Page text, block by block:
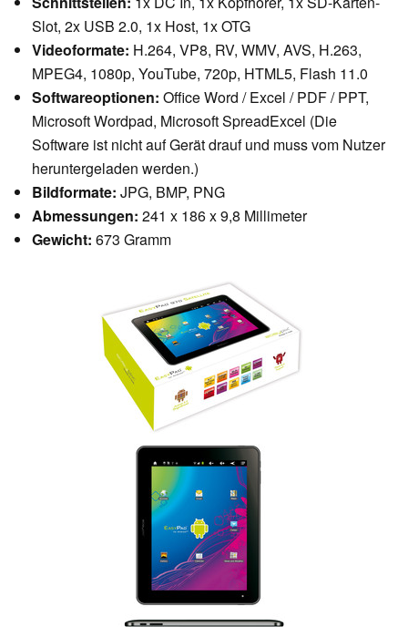
Slot, 2x USB 2.0, 1x Host, 1x OTG
Videoformate: H.264, VP8, RV, WMV, AVS, H.263,
MPEG4, 1080p, YouTube, 720p, HTML5, Flash 11.0
Softwareoptionen: Office Word / Excel / PDF / PPT,
Microsoft Wordpad, Microsoft SpreadExcel (Die
Software ist nicht auf Gerät drauf und muss vom Nutzer
heruntergeladen werden.)
Bildformate: JPG, BMP, PNG
Abmessungen: 241 x 186 x 9,8 Millimeter
Gewicht: 673 Gramm